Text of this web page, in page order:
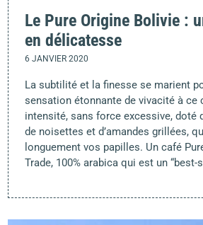
Le Pure Origine Bolivie :
en délicatesse
6 JANVIER 2020
La subtilité et la finesse se marient
sensation étonnante de vivacité à ce
intensité, sans force excessive, doté
de noisettes et d’amandes grillées,
longuement vos papilles. Un café
Trade, 100% arabica qui est un “best-